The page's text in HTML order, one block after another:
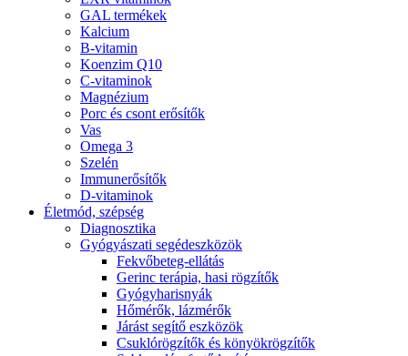
GAL termékek
Kalcium
B-vitamin
Koenzim Q10
C-vitaminok
Magnézium
Porc és csont erősítők
Vas
Omega 3
Szelén
Immunerősítők
D-vitaminok
Életmód, szépség
Diagnosztika
Gyógyászati segédeszközök
Fekvőbeteg-ellátás
Gerinc terápia, hasi rögzítők
Gyógyharisnyák
Hőmérők, lázmérők
Járást segítő eszközök
Csuklórögzítők és könyökrögzítők